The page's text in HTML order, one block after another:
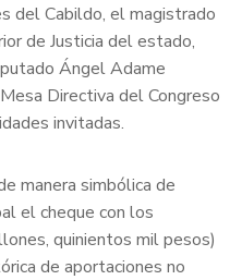
del Cabildo, el magistrado
de Justicia del estado,
Ángel Adame
Directiva del Congreso
invitadas.
manera simbólica de
el cheque con los
quinientos mil pesos)
de aportaciones no